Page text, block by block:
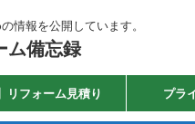
情報を公開しています。
ム備忘録
リフォーム見積り プラ